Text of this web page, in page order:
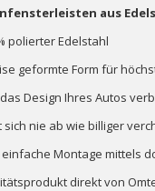
aus
polierter Edelstahl
geformte Form für
Design Ihres Autos
sich nie ab wie billiger
Montage mittels
direkt von